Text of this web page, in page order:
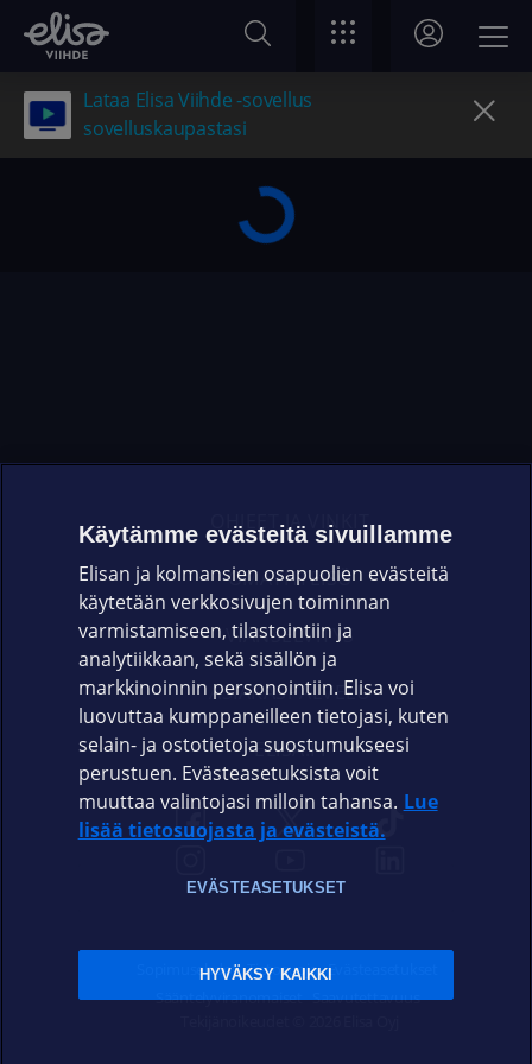
Lataa Elisa Viihde -sovellus
sovelluskaupastasi
OHJEET JA VINKIT
OMAYHTEISÖ
VIANSELVITYS
ASIAKASPALVELU
ELISA.FI
Sopimusehdot Tietosuoja Evästeasetukset
Sääntelyviranomaiset Saavutettavuus
Käytämme evästeitä sivuillamme
Elisan ja kolmansien osapuolien evästeitä
käytetään verkkosivujen toiminnan
varmistamiseen, tilastointiin ja
analytiikkaan, sekä sisällön ja
markkinoinnin personointiin. Elisa voi
luovuttaa kumppaneilleen tietojasi, kuten
selain- ja ostotietoja suostumukseesi
perustuen. Evästeasetuksista voit
muuttaa valintojasi milloin tahansa. Lue
lisää tietosuojasta ja evästeistä.
EVÄSTEASETUKSET
HYVÄKSY KAIKKI